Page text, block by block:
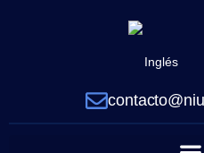
Inglés